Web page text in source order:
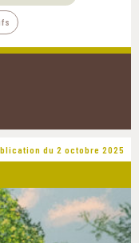
du 2 octobre 2025